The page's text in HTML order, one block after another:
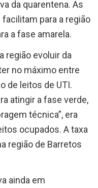
para a região
a fase amarela.
região evoluir da
no máximo entre
de leitos de UTI.
atingir a fase verde,
técnica”, era
ocupados. A taxa
região de Barretos
ainda em
casos, de